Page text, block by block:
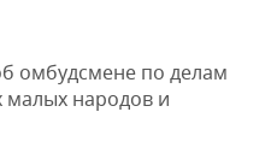
омбудсмене по делам
малых народов и